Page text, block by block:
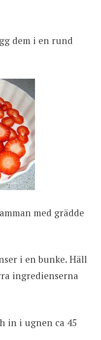
dem i en rund
med grädde
i en bunke. Häll
ingredienserna
in i ugnen ca 45